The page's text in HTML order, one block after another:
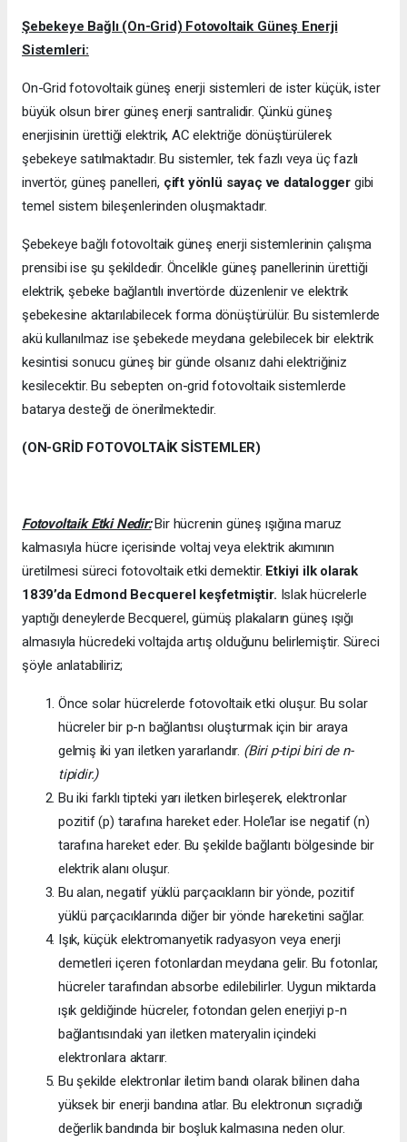
Şebekeye Bağlı (On-Grid) Fotovoltaik Güneş Enerji
Sistemleri:
On-Grid fotovoltaik güneş enerji sistemleri de ister küçük, ister
büyük olsun birer güneş enerji santralidir. Çünkü güneş
enerjisinin ürettiği elektrik, AC elektriğe dönüştürülerek
şebekeye satılmaktadır. Bu sistemler, tek fazlı veya üç fazlı
invertör, güneş panelleri, çift yönlü sayaç ve datalogger gibi
temel sistem bileşenlerinden oluşmaktadır.
Şebekeye bağlı fotovoltaik güneş enerji sistemlerinin çalışma
prensibi ise şu şekildedir. Öncelikle güneş panellerinin ürettiği
elektrik, şebeke bağlantılı invertörde düzenlenir ve elektrik
şebekesine aktarılabilecek forma dönüştürülür. Bu sistemlerde
akü kullanılmaz ise şebekede meydana gelebilecek bir elektrik
kesintisi sonucu güneş bir günde olsanız dahi elektriğiniz
kesilecektir. Bu sebepten on-grid fotovoltaik sistemlerde
batarya desteği de önerilmektedir.
(ON-GRİD FOTOVOLTAİK SİSTEMLER)
Fotovoltaik Etki Nedir:Bir hücrenin güneş ışığına maruz
kalmasıyla hücre içerisinde voltaj veya elektrik akımının
üretilmesi süreci fotovoltaik etki demektir. Etkiyi ilk olarak
1839’da Edmond Becquerel keşfetmiştir. Islak hücrelerle
yaptığı deneylerde Becquerel, gümüş plakaların güneş ışığı
almasıyla hücredeki voltajda artış olduğunu belirlemiştir. Süreci
şöyle anlatabiliriz;
Önce solar hücrelerde fotovoltaik etki oluşur. Bu solar
hücreler bir p-n bağlantısı oluşturmak için bir araya
gelmiş iki yarı iletken yararlandır. (Biri p-tipi biri de n-
tipidir.)
Bu iki farklı tipteki yarı iletken birleşerek, elektronlar
pozitif (p) tarafına hareket eder. Hole’lar ise negatif (n)
tarafına hareket eder. Bu şekilde bağlantı bölgesinde bir
elektrik alanı oluşur.
Bu alan, negatif yüklü parçacıkların bir yönde, pozitif
yüklü parçacıklarında diğer bir yönde hareketini sağlar.
Işık, küçük elektromanyetik radyasyon veya enerji
demetleri içeren fotonlardan meydana gelir. Bu fotonlar,
hücreler tarafından absorbe edilebilirler. Uygun miktarda
ışık geldiğinde hücreler, fotondan gelen enerjiyi p-n
bağlantısındaki yarı iletken materyalin içindeki
elektronlara aktarır.
Bu şekilde elektronlar iletim bandı olarak bilinen daha
yüksek bir enerji bandına atlar. Bu elektronun sıçradığı
değerlik bandında bir boşluk kalmasına neden olur.